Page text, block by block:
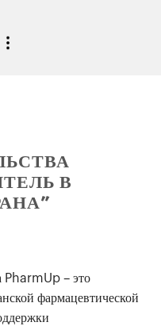
В
PharmUp – это
фармацевтической